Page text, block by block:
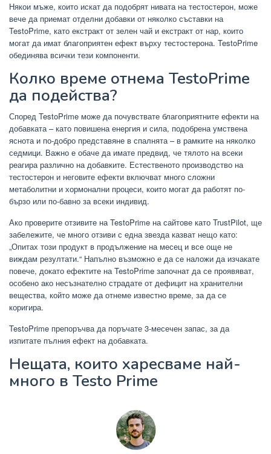
Някои мъже, които искат да подобрят нивата на тестостерон, може
вече да приемат отделни добавки от няколко съставки на
TestoPrime, като екстракт от зелен чай и екстракт от нар, които
могат да имат благоприятен ефект върху тестостерона. TestoPrime
обединява всички тези компоненти.
Колко време отнема TestoPrime
да подейства?
Според TestoPrime може да почувствате благоприятните ефекти на
добавката – като повишена енергия и сила, подобрена умствена
яснота и по-добро представяне в спалнята – в рамките на няколко
седмици. Важно е обаче да имате предвид, че тялото на всеки
реагира различно на добавките. Естественото производство на
тестостерон и неговите ефекти включват много сложни
метаболитни и хормонални процеси, които могат да работят по-
бързо или по-бавно за всеки индивид.
Ако проверите отзивите на TestoPrime на сайтове като TrustPilot, ще
забележите, че много отзиви с една звезда казват нещо като:
„Опитах този продукт в продължение на месец и все още не
виждам резултати.“ Напълно възможно е да се наложи да изчакате
повече, докато ефектите на TestoPrime започнат да се проявяват,
особено ако несъзнателно страдате от дефицит на хранителни
вещества, който може да отнеме известно време, за да се
коригира.
TestoPrime препоръчва да поръчате 3-месечен запас, за да
изпитате пълния ефект на добавката.
Нещата, които харесваме най-
много в Testo Prime